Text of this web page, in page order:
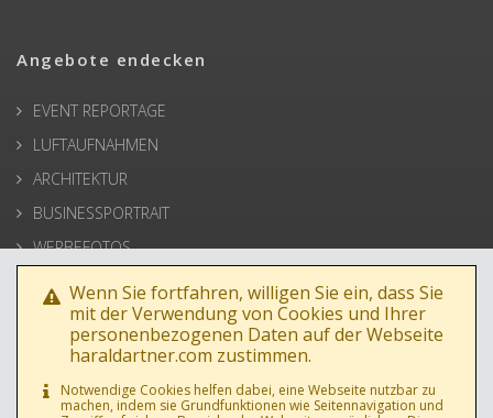
Angebote endecken
EVENT REPORTAGE
LUFTAUFNAHMEN
ARCHITEKTUR
BUSINESSPORTRAIT
WERBEFOTOS
HOCHZEIT
PRESSE
Wenn Sie fortfahren, willigen Sie ein, dass Sie
mit der Verwendung von Cookies und Ihrer
personenbezogenen Daten auf der Webseite
haraldartner.com zustimmen.
Notwendige Cookies helfen dabei, eine Webseite nutzbar zu
machen, indem sie Grundfunktionen wie Seitennavigation und